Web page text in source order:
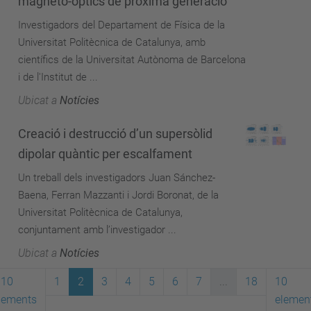
Investigadors del Departament de Física de la
Universitat Politècnica de Catalunya, amb
científics de la Universitat Autònoma de Barcelona
i de l'Institut de ...
Ubicat a Notícies
Creació i destrucció d’un supersòlid
dipolar quàntic per escalfament
Un treball dels investigadors Juan Sánchez-
Baena, Ferran Mazzanti i Jordi Boronat, de la
Universitat Politècnica de Catalunya,
conjuntament amb l’investigador ...
Ubicat a Notícies
10
1 2 3 4 5 6 7 ... 18
10